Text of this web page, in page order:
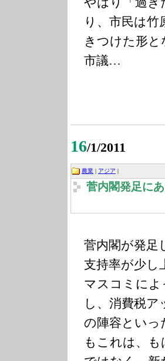
り、市民は
きつけた形
市議…
16/1/2011
農業 | アジア |
菅内閣発足に
菅内閣が発足
支持率が少し
マスコミによ
し、消費税
の陣容といっ
もこれは、